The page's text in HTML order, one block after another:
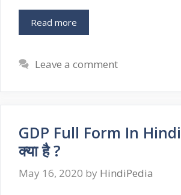
Read more
Leave a comment
GDP Full Form In
क्या है ?
May 16, 2020 by HindiPedia